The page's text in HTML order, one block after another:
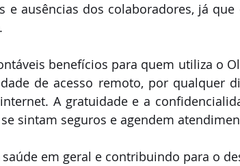
e ausências dos colaboradores, já
benefícios para quem utiliza o
de acesso remoto, por qualquer
A gratuidade e a
sintam seguros e agendem
em geral e contribuindo para o